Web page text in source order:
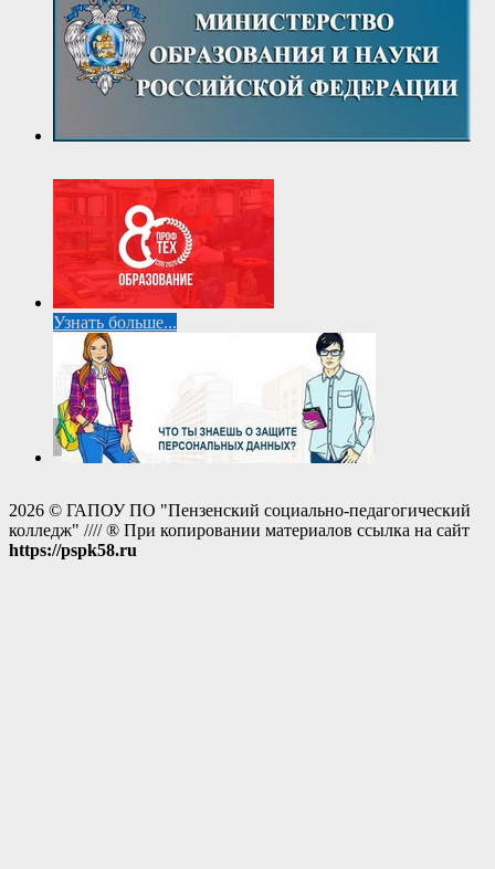
Узнать больше...
2026 © ГАПОУ ПО "Пензенский социально-педагогический
колледж" //// ® При копировании материалов ссылка на сайт
https://pspk58.ru